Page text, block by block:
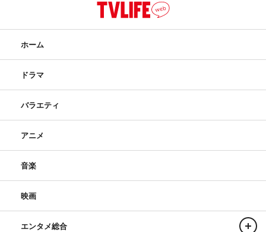
ホーム
ドラマ
バラエティ
アニメ
音楽
映画
エンタメ総合